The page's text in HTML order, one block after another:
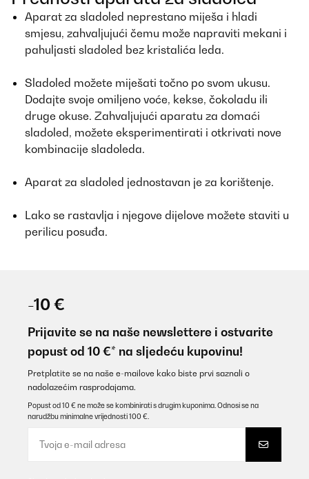
Aparat za sladoled neprestano miješa i hladi
smjesu, zahvaljujući čemu može napraviti mekani i
pahuljasti sladoled bez kristalića leda.
Sladoled možete miješati točno po svom ukusu.
Dodajte svoje omiljeno voće, kekse, čokoladu ili
druge okuse. Zahvaljujući aparatu za domaći
sladoled, možete eksperimentirati i otkrivati ​​nove
kombinacije sladoleda.
Aparat za sladoled jednostavan je za korištenje.
Lako se rastavlja i njegove dijelove možete staviti u
perilicu posuđa.
-10 €
Prijavite se na naše newslettere i ostvarite
popust od 10 €* na sljedeću kupovinu!
Pretplatite se na naše e-mailove kako biste prvi saznali o
nadolazećim rasprodajama.
Popust od 10 € ne može se kombinirati s drugim kuponima. Odnosi se na
narudžbu minimalne vrijednosti 100 €.